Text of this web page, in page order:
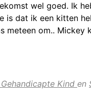
wel goed. Ik
is dat ik een kitten
meteen om..
Kind en